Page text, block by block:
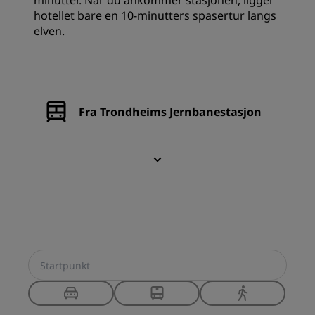
hotellet bare en 10-minutters spasertur langs
elven.
Fra Trondheims Jernbanestasjon